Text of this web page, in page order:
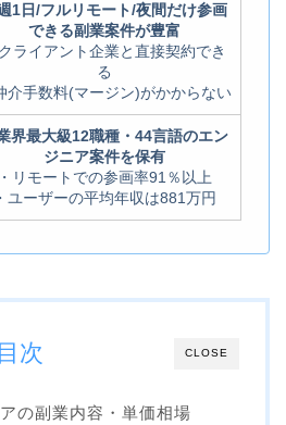
1日/フルリモート/夜間だけ参画
できる副業案件が豊富
クライアント企業と直接契約でき
る
介手数料(マージン)がかからない
界最大級12職種・44言語のエン
ジニア案件を保有
・リモートでの参画率91％以上
・ユーザーの平均年収は881万円
CLOSE
次
の副業内容・単価相場